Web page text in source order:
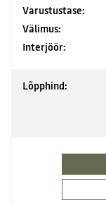
Varustustase:
Välimus:
Interjöör:
Lõpphind: